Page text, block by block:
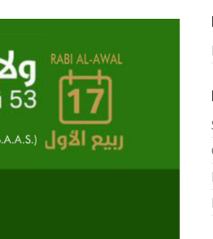
Islâmico no Brasil
Exteriores da
noite da quinta-feira, 03 de Abril,
em São Paulo, o ex-ministro
Irã, Sr. Kamal Kharrazi, que